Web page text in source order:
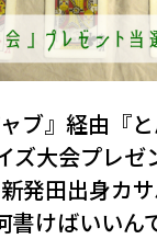
ブ』経由『
ズ大会プレゼ
田出身カサ
書けばいいん